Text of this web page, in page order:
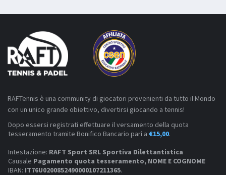
RAFTennis è una community di giocatori provenienti da tutto il Mondo
con un unico grande obiettivo, divertirsi giocando a tennis!
Dopo essersi registrati effettuare il versamento della quota
tesseramento tramite Bonifico Bancario pari a €15,00.
Intestazione: RAFT Sport SRL Sportiva Dilettantistica
Causale Pagamento quota tesseramento, NOME E COGNOME
IBAN: IT76U0200852490000107211365.